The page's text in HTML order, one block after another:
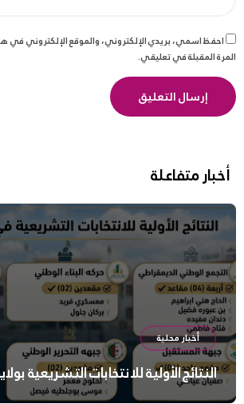
احفظ اسمي، بريدي الإلكتروني، والموقع الإلكتروني في
المرة المقبلة في تعليقي.
أخبار متفاعلة
أخبار محلية
النتائج الأولية للانتخابات التشريعية